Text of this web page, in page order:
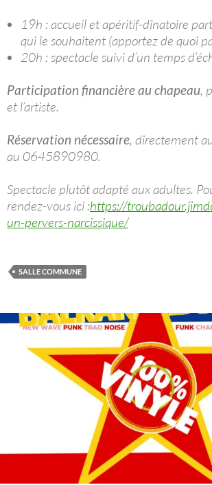
19h : accueil et apéritif-dînatoire
qui le souhaitent (apportez de quoi
20h : spectacle suivi d’un temps
Participation financière au chapeau,
et l’artiste.
Réservation nécessaire, directement
au 0645890980.
Spectacle plutôt adapté aux adultes.
rendez-vous ici :https://
un-pervers-narcissique/
SALLE COMMUNE